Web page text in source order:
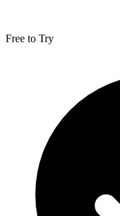
Free to Try